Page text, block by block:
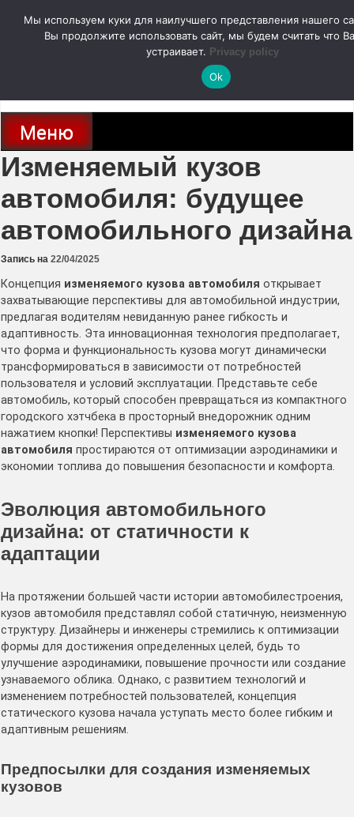
содержимому
autodoc24.ru
Новости про современные автомобили и не только, новинки зарубежного
и отечественного автопрома
Меню
Изменяемый кузов
автомобиля: будущее
автомобильного дизайна
Запись на 22/04/2025
Концепция изменяемого кузова автомобиля открывает
захватывающие перспективы для автомобильной индустрии,
предлагая водителям невиданную ранее гибкость и
адаптивность. Эта инновационная технология предполагает,
что форма и функциональность кузова могут динамически
трансформироваться в зависимости от потребностей
пользователя и условий эксплуатации. Представьте себе
автомобиль, который способен превращаться из компактного
городского хэтчбека в просторный внедорожник одним
нажатием кнопки! Перспективы изменяемого кузова
автомобиля простираются от оптимизации аэродинамики и
экономии топлива до повышения безопасности и комфорта.
Эволюция автомобильного
дизайна: от статичности к
адаптации
На протяжении большей части истории автомобилестроения,
кузов автомобиля представлял собой статичную, неизменную
структуру. Дизайнеры и инженеры стремились к оптимизации
формы для достижения определенных целей, будь то
улучшение аэродинамики, повышение прочности или создание
узнаваемого облика. Однако, с развитием технологий и
изменением потребностей пользователей, концепция
статического кузова начала уступать место более гибким и
адаптивным решениям.
Предпосылки для создания изменяемых
кузовов
Мы используем куки для наилучшего представления нашего
Вы продолжите использовать сайт, мы будем считать что
устраивает. Privacy policy
Ok